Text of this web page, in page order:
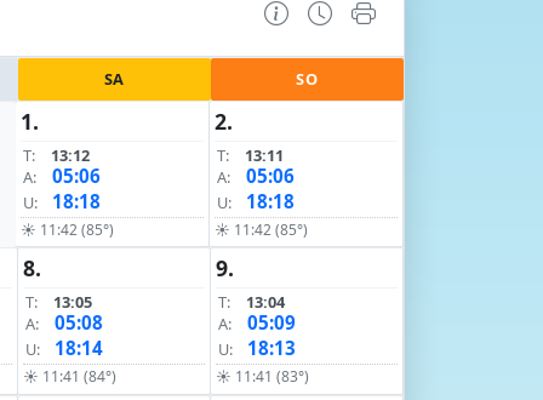
SA SO
1.
T:
13:12
A:
05:06
U: 18:18
☀ 11:42 (85°)
2.
T:
13:11
A:
05:06
U: 18:18
☀ 11:42 (85°)
8.
T:
13:05
A:
05:08
U: 18:14
☀ 11:41 (84°)
9.
T:
13:04
A:
05:09
U: 18:13
☀ 11:41 (83°)